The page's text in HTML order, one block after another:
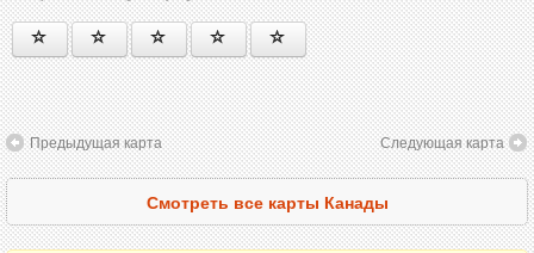
Предыдущая карта Следующая карта
Смотреть все карты Канады